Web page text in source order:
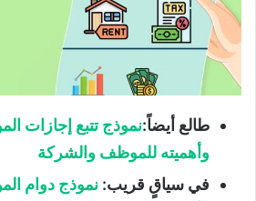
طالع أيضاً:نموذج تتبع إجازات
وأهميته للموظف والشركة
في سياقٍ قريب: نموذج دوام